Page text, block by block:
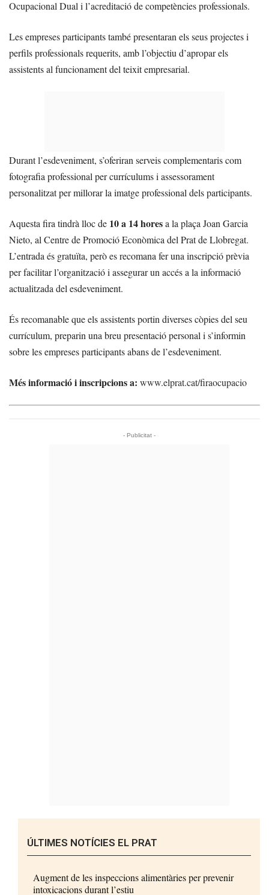
Ocupacional Dual i l’acreditació de competències professionals.
Les empreses participants també presentaran els seus projectes i
perfils professionals requerits, amb l’objectiu d’apropar els
assistents al funcionament del teixit empresarial.
Durant l’esdeveniment, s’oferiran serveis complementaris com
fotografia professional per currículums i assessorament
personalitzat per millorar la imatge professional dels participants.
Aquesta fira tindrà lloc de 10 a 14 horesa la plaça Joan Garcia
Nieto, al Centre de Promoció Econòmica del Prat de Llobregat.
L’entrada és gratuïta, però es recomana fer una inscripció prèvia
per facilitar l’organització i assegurar un accés a la informació
actualitzada del esdeveniment.
És recomanable que els assistents portin diverses còpies del seu
currículum, preparin una breu presentació personal i s’informin
sobre les empreses participants abans de l’esdeveniment.
Més informació i inscripcions a: www.elprat.cat/firaocupacio
- Publicitat -
ÚLTIMES NOTÍCIES EL PRAT
Augment de les inspeccions alimentàries per prevenir
intoxicacions durant l’estiu